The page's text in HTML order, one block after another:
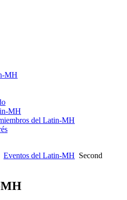
MH
MH
del Latin-MH
Eventos del Latin-MH Second
MH